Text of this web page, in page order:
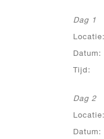
Dag 1
Locatie:
Datum:
Tijd:
Dag 2
Locatie:
Datum: